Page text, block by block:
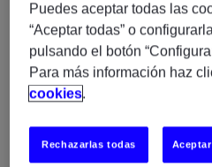
SAP EWM
SAP PP
SAP PM
SAP Cloud
SAP Ariba
SAP SuccessFactors
Puedes aceptar todas las
“Aceptar todas” o
pulsando el botón
Para más información haz
cookies.
Rechazarlas todas